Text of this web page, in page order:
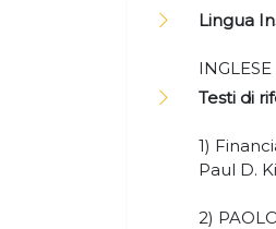
Lingua
INGLESE
Testi di
1)
Paul D.
2)